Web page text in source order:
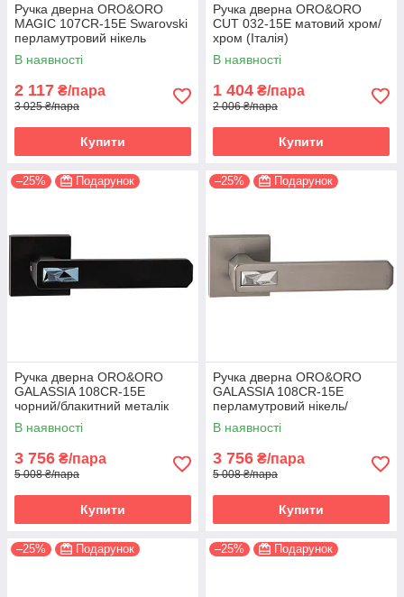
Ручка дверна ORO&ORO
MAGIC 107СR-15E Swarovski
перламутровий нікель
(Італія)
В наявності
2 117 ₴/пара
3 025 ₴/пара
Купити
Ручка дверна ORO&ORO
CUT 032-15E матовий хром/
хром (Італія)
В наявності
1 404 ₴/пара
2 006 ₴/пара
Купити
–25% Подарунок
Ручка дверна ORO&ORO
GALASSIA 108СR-15E
чорний/блакитний металік
(Італія)
В наявності
3 756 ₴/пара
5 008 ₴/пара
Купити
–25% Подарунок
Ручка дверна ORO&ORO
GALASSIA 108СR-15E
перламутровий нікель/
світлий хром (Італія)
В наявності
3 756 ₴/пара
5 008 ₴/пара
Купити
–25% Подарунок –25% Подарунок